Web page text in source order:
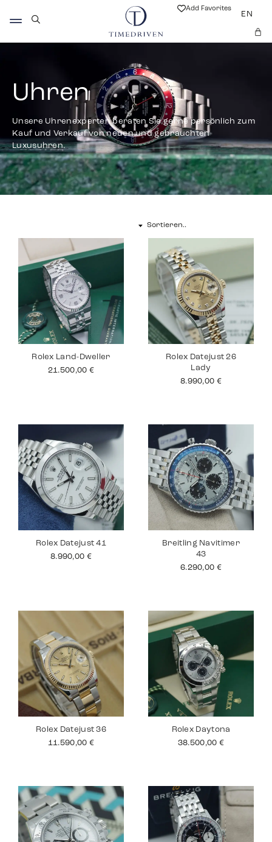
Add Favorites
EN
Uhren
Unsere Uhrenexperten beraten Sie gerne persönlich zum
Kauf und Verkauf von neuen und gebrauchten
Luxusuhren.
Rolex Land-Dweller
21.500,00 €
Rolex Datejust 26
Lady
8.990,00 €
Rolex Datejust 41
8.990,00 €
Breitling Navitimer
43
6.290,00 €
Rolex Datejust 36
11.590,00 €
Rolex Daytona
38.500,00 €